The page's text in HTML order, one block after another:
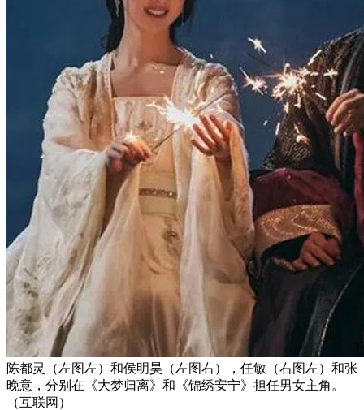
陈都灵（左图左）和侯明昊（左图右），任敏（右图左）和张
晚意，分别在《大梦归离》和《锦绣安宁》担任男女主角。
（互联网）